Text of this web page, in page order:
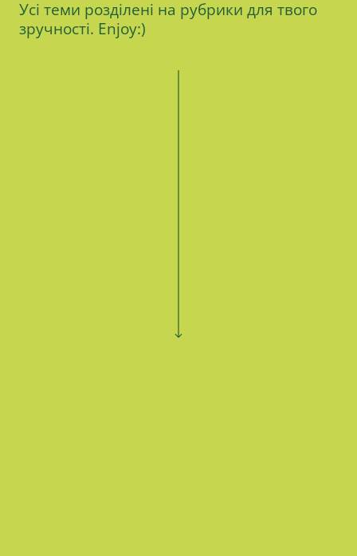
Усі теми розділені на рубрики для твого
зручності. Еnjoy:)